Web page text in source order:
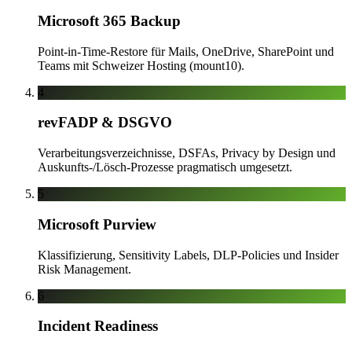
Microsoft 365 Backup
Point-in-Time-Restore für Mails, OneDrive, SharePoint und
Teams mit Schweizer Hosting (mount10).
4
revFADP & DSGVO
Verarbeitungsverzeichnisse, DSFAs, Privacy by Design und
Auskunfts-/Lösch-Prozesse pragmatisch umgesetzt.
5
Microsoft Purview
Klassifizierung, Sensitivity Labels, DLP-Policies und Insider
Risk Management.
6
Incident Readiness